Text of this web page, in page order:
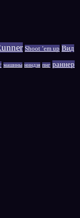
Shoot ’em up Вид
машины ниндзя пнг раннер